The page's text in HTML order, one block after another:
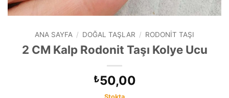
ANA SAYFA / DOĞAL TAŞLAR / RODONIT TAŞI
2 CM Kalp Rodonit Taşı Kolye Ucu
₺50,00